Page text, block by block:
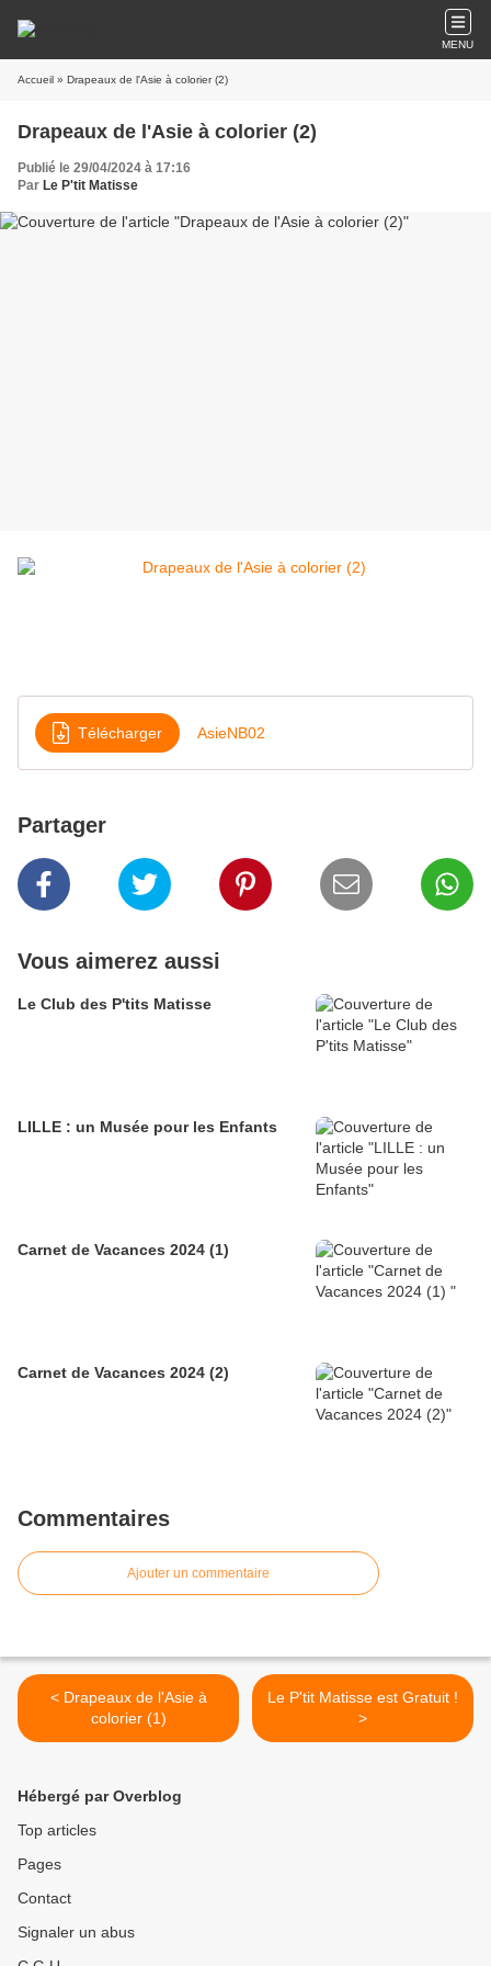
MENU
Accueil » Drapeaux de l'Asie à colorier (2)
Drapeaux de l'Asie à colorier (2)
Publié le 29/04/2024 à 17:16
Par Le P'tit Matisse
Télécharger AsieNB02
Partager
Vous aimerez aussi
Le Club des P'tits Matisse
LILLE : un Musée pour les Enfants
Carnet de Vacances 2024 (1)
Carnet de Vacances 2024 (2)
Commentaires
Ajouter un commentaire
< Drapeaux de l'Asie à
colorier (1)
Le P'tit Matisse est Gratuit !
>
Hébergé par Overblog
Top articles
Pages
Contact
Signaler un abus